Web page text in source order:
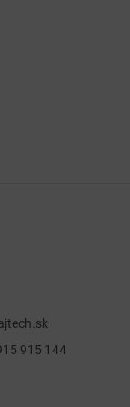
915 144